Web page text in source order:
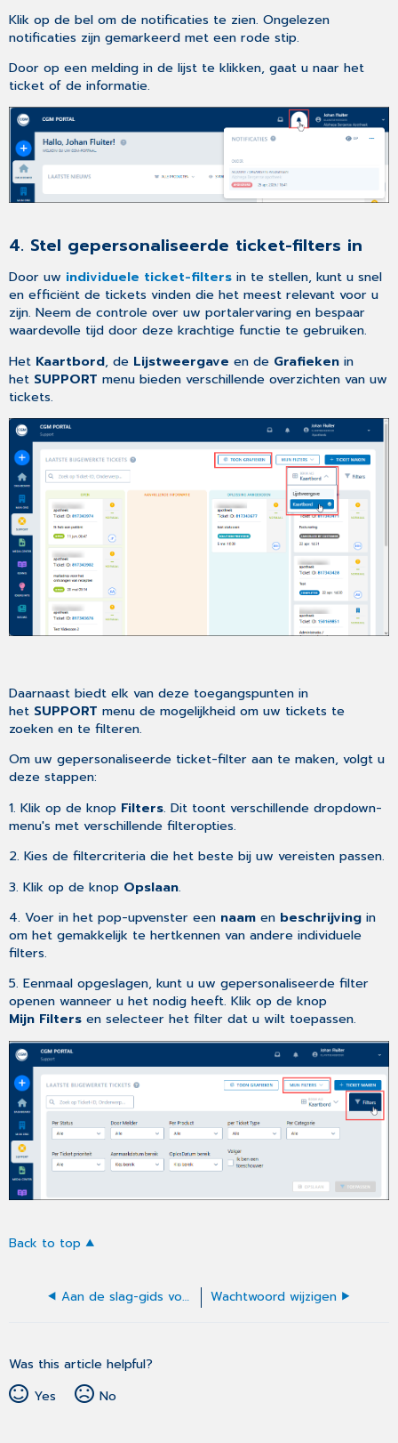
Klik op de bel om de notificaties te zien. Ongelezen
notificaties zijn gemarkeerd met een rode stip.
Door op een melding in de lijst te klikken, gaat u naar het
ticket of de informatie.
4. Stel gepersonaliseerde ticket-filters in
Door uw individuele ticket-filters in te stellen, kunt u snel
en efficiënt de tickets vinden die het meest relevant voor u
zijn. Neem de controle over uw portalervaring en bespaar
waardevolle tijd door deze krachtige functie te gebruiken.
Het Kaartbord, de Lijstweergave en de Grafieken in
het SUPPORTmenu bieden verschillende overzichten van uw
tickets.
Daarnaast biedt elk van deze toegangspunten in
het SUPPORTmenu de mogelijkheid om uw tickets te
zoeken en te filteren.
Om uw gepersonaliseerde ticket-filter aan te maken, volgt u
deze stappen:
1. Klik op de knop Filters. Dit toont verschillende dropdown-
menu's met verschillende filteropties.
2. Kies de filtercriteria die het beste bij uw vereisten passen.
3. Klik op de knop Opslaan.
4. Voer in het pop-upvenster een naamen beschrijvingin
om het gemakkelijk te hertkennen van andere individuele
filters.
5. Eenmaal opgeslagen, kunt u uw gepersonaliseerde filter
openen wanneer u het nodig heeft. Klik op de knop
Mijn Filters en selecteer het filter dat u wilt toepassen.
Back to top
Aan de slag-gids voor Klant Beheerders Wachtwoord wijzigen
Was this article helpful?
Yes
No